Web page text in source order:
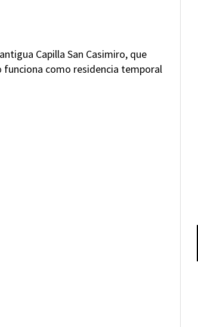
Capilla San Casimiro, que
como residencia temporal